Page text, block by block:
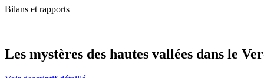
Bilans et rapports
Les mystères des hautes vallées dans le